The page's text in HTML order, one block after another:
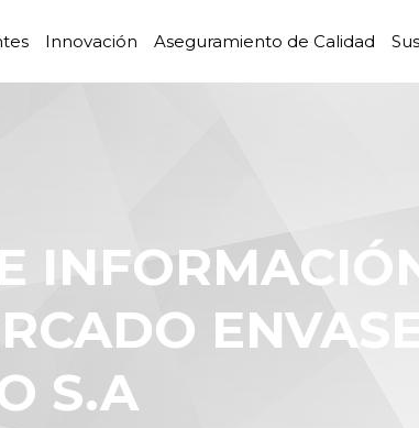
Innovación Aseguramiento de Calidad
S.A